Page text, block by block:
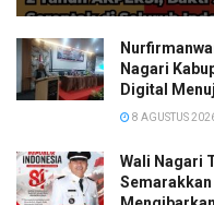
Nagari
Digital
8 AGUSTUS
Wali Nagari
Semarakkan